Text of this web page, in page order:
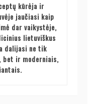
kūrėja ir
jaučiasi kaip
dar vaikystėje,
lietuviškus
dalijasi ne tik
bet ir moderniais,